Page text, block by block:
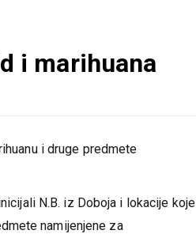
i marihuana
i druge predmete
N.B. iz Doboja i lokacije koje
namijenjene za